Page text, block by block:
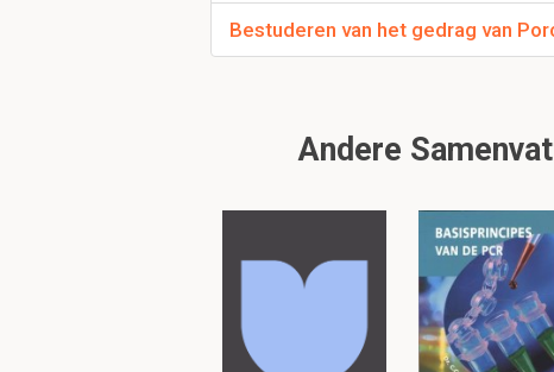
kleur
verhoging (plat/
grootte
LET OP!!! Er zijn slechts
volledig. Zoek a.u.b.
Bestuderen van het gedrag van
Andere